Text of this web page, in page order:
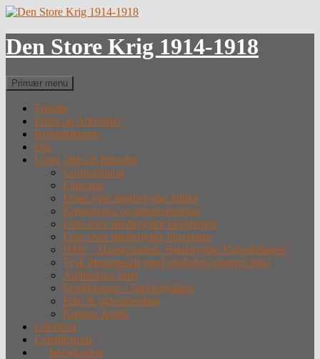
Hop
indhold
Den Store Krig 1914-1918
Søg
Primær menu
Forside
Fotos og Arkivalier
Krigsdeltagere
Om
Lister, links & litteratur
Undervisning
Litteratur
Lister over sønderjyske faldne
Krigergrave og mindesmærker
Liste over sønderjyske krigsfanger
Liste over sønderjyske desertører
DSK – Dansksindede Sønderjyske Krigsdeltagere
Tysk hjemmeside med tabslister (eksternt link)
Alfabetiske lister
Straffefanger i Sønderjylland
Film & videoforedrag
Krigens forløb
Leksikon
Lokalhistorie
Introduction